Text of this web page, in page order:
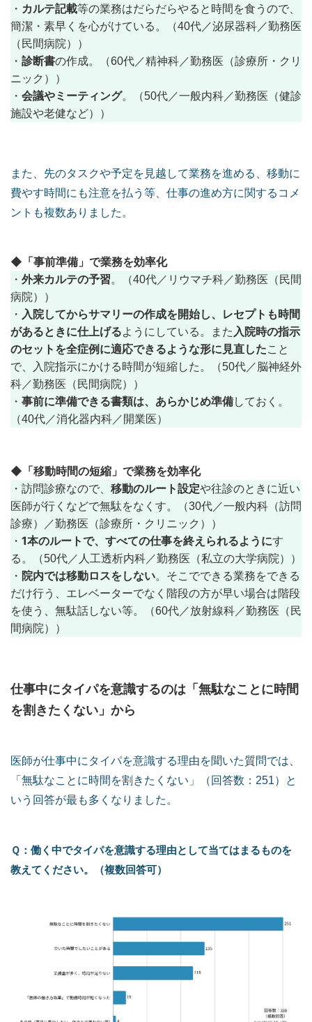
・ カルテ記載等の業務はだらだらやると時間を食うので、
簡潔・素早くを心がけている。（40代／泌尿器科／勤務医
（民間病院））
・ 診断書の作成。（60代／精神科／勤務医（診療所・クリ
ニック））
・ 会議やミーティング。（50代／一般内科／勤務医（健診
施設や老健など））
また、先のタスクや予定を見越して業務を進める、移動に
費やす時間にも注意を払う等、仕事の進め方に関するコメ
ントも複数ありました。
◆「事前準備」で業務を効率化
・ 外来カルテの予習。（40代／リウマチ科／勤務医（民間
病院））
・ 入院してからサマリーの作成を開始し、レセプトも時間
があるときに仕上げるようにしている。また 入院時の指示
のセットを全症例に適応できるような形に見直したこと
で、入院指示にかける時間が短縮した。（50代／脳神経外
科／勤務医（民間病院））
・ 事前に準備できる書類は、あらかじめ準備しておく。
（40代／消化器内科／開業医）
◆「移動時間の短縮」で業務を効率化
・訪問診療なので、 移動のルート設定や往診のときに近い
医師が行くなどで無駄をなくす。（30代／一般内科（訪問
診療）／勤務医（診療所・クリニック））
・ 1本のルートで、すべての仕事を終えられるようにす
る。（50代／人工透析内科／勤務医（私立の大学病院））
・ 院内では移動ロスをしない。そこでできる業務をできる
だけ行う、エレベーターでなく階段の方が早い場合は階段
を使う、無駄話しない等。（60代／放射線科／勤務医（民
間病院））
仕事中にタイパを意識するのは「無駄なことに時間
を割きたくない」から
医師が仕事中にタイパを意識する理由を聞いた質問では、
「無駄なことに時間を割きたくない」（回答数：251）と
いう回答が最も多くなりました。
Ｑ：働く中でタイパを意識する理由として当てはまるものを
教えてください。（複数回答可）